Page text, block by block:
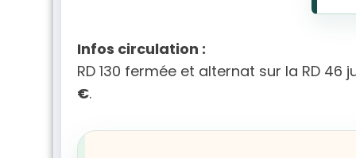
Infos circulation :
RD 130 fermée et alternat sur la RD 46
€.